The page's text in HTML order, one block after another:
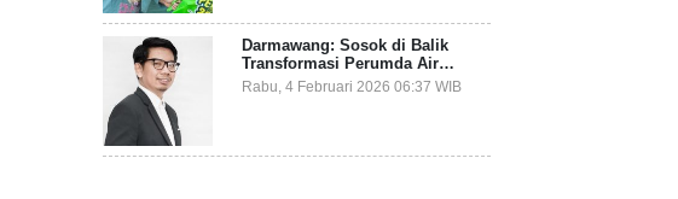
Darmawang: Sosok di Balik
Transformasi Perumda Air
Minum Tirta Tanadoang yang
Makin Inovatif
Rabu, 4 Februari 2026 06:37 WIB